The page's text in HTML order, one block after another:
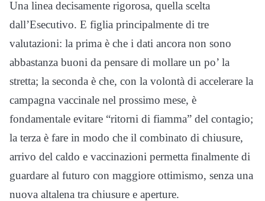
Una linea decisamente rigorosa, quella scelta
dall’Esecutivo. E figlia principalmente di tre
valutazioni: la prima è che i dati ancora non sono
abbastanza buoni da pensare di mollare un po’ la
stretta; la seconda è che, con la volontà di accelerare la
campagna vaccinale nel prossimo mese, è
fondamentale evitare “ritorni di fiamma” del contagio;
la terza è fare in modo che il combinato di chiusure,
arrivo del caldo e vaccinazioni permetta finalmente di
guardare al futuro con maggiore ottimismo, senza una
nuova altalena tra chiusure e aperture.